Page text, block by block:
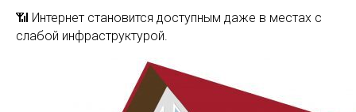
📶 Интернет становится доступным даже в местах с
слабой инфраструктурой.